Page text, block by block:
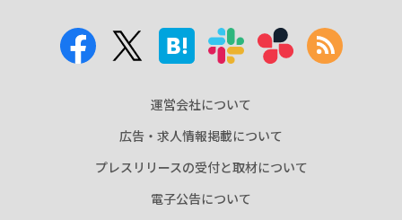
運営会社について
広告・求人情報掲載について
プレスリリースの受付と取材について
電子公告について